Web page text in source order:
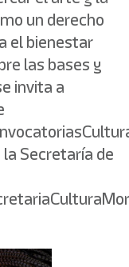
un derecho
el bienestar
las bases y
invita a
Secretaría de